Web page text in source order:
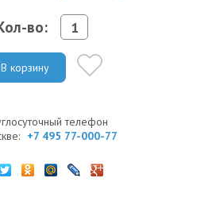
во:
В корзину
телефон
+7 495 77-000-77